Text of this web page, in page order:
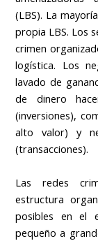
(LBS). La
propia LBS. Los
crimen
logística. Los
lavado de
de dinero
(inversiones),
alto valor) y
(transacciones).
Las redes
estructura
posibles en el
pequeño a